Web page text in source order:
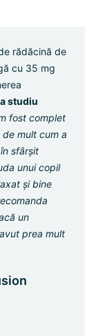
rădăcină de
cu 35 mg
studiu
fost complet
mult cum a
sfârșit
unui copil
și bine
un
prea mult